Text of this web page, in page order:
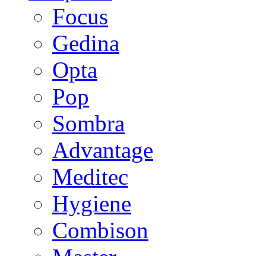
Focus
Gedina
Opta
Pop
Sombra
Advantage
Meditec
Hygiene
Combison